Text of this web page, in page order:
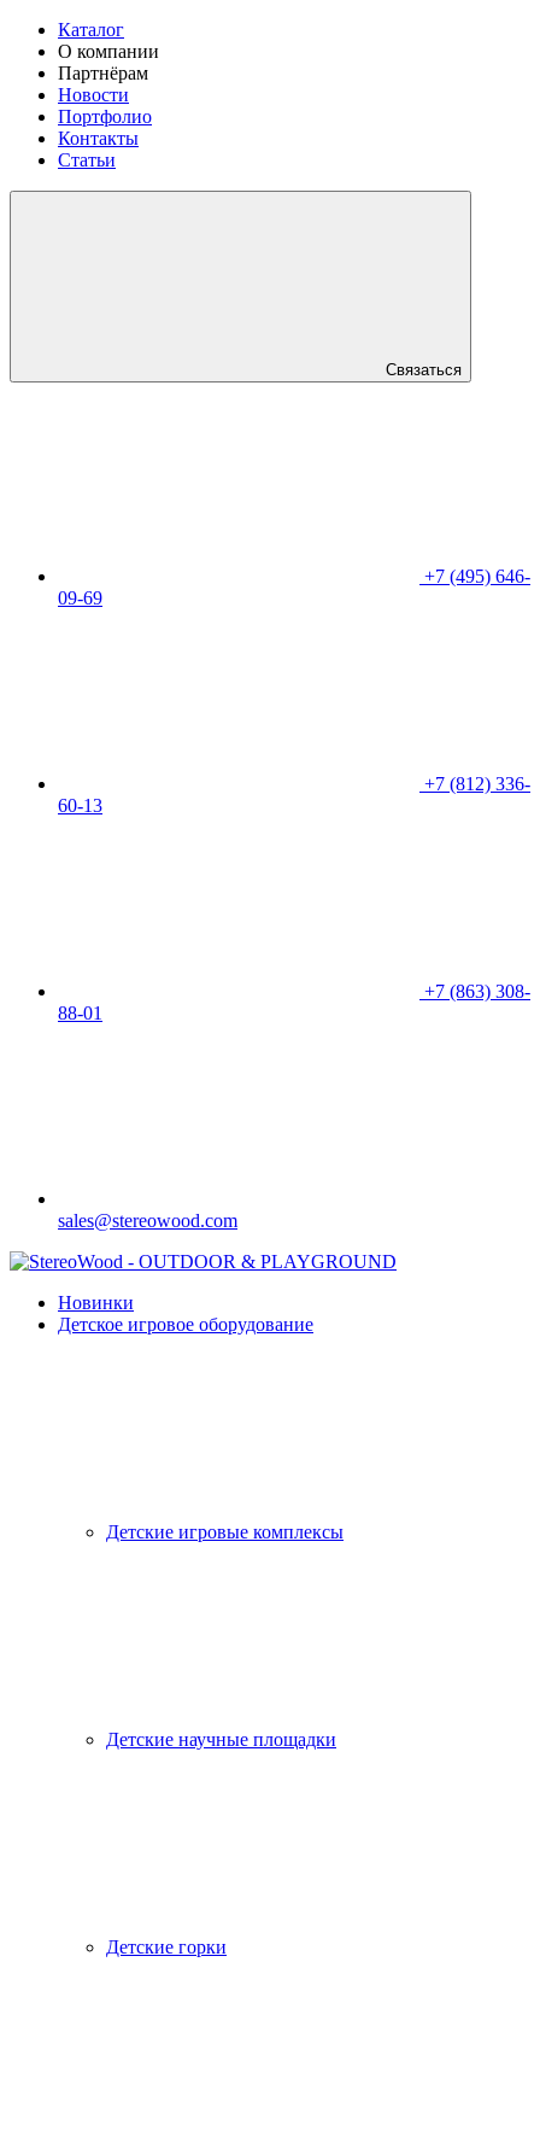
Каталог
О компании
Партнёрам
Новости
Портфолио
Контакты
Статьи
Связаться
+7 (495) 646-
09-69
+7 (812) 336-
60-13
+7 (863) 308-
88-01
sales@stereowood.com
Новинки
Детское игровое оборудование
Детские игровые комплексы
Детские научные площадки
Детские горки